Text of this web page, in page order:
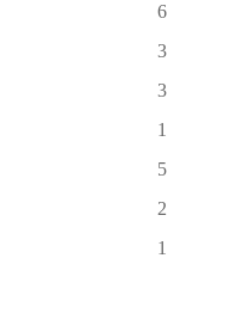
6
3
3
1
5
2
1